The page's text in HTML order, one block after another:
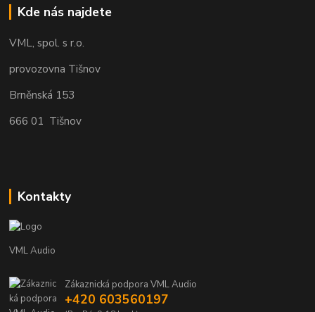
Kde nás najdete
VML, spol. s r.o.
provozovna Tišnov
Brněnská 153
666 01 Tišnov
Kontakty
VML Audio
Zákaznická podpora VML Audio
+420 603560197